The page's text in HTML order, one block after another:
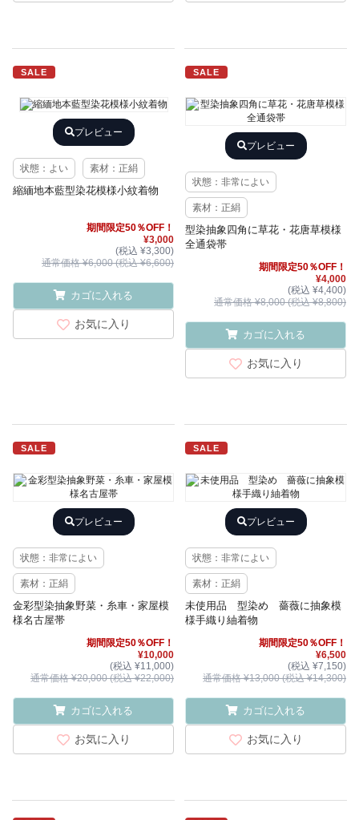
SALE
プレビュー
状態：よい 素材：正絹
縮緬地本藍型染花模様小紋着物
期間限定50％OFF！
¥3,000
(税込 ¥3,300)
通常価格 ¥6,000 (税込 ¥6,600)
カゴに入れる
お気に入り
SALE
プレビュー
状態：非常によい
素材：正絹
型染抽象四角に草花・花唐草模様
全通袋帯
期間限定50％OFF！
¥4,000
(税込 ¥4,400)
通常価格 ¥8,000 (税込 ¥8,800)
カゴに入れる
お気に入り
SALE
プレビュー
状態：非常によい
素材：正絹
金彩型染抽象野菜・糸車・家屋模
様名古屋帯
期間限定50％OFF！
¥10,000
(税込 ¥11,000)
通常価格 ¥20,000 (税込 ¥22,000)
カゴに入れる
お気に入り
SALE
プレビュー
状態：非常によい
素材：正絹
未使用品 型染め 薔薇に抽象模
様手織り紬着物
期間限定50％OFF！
¥6,500
(税込 ¥7,150)
通常価格 ¥13,000 (税込 ¥14,300)
カゴに入れる
お気に入り